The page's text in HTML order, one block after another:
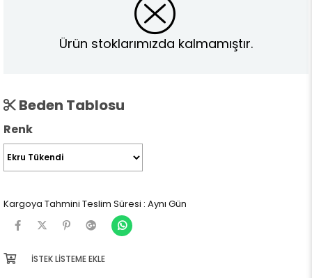
Ürün stoklarımızda kalmamıştır.
Beden Tablosu
Renk
Kargoya Tahmini Teslim Süresi : Aynı Gün
İSTEK LISTEME EKLE